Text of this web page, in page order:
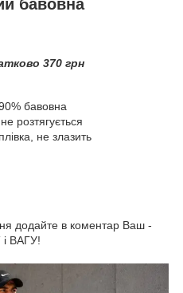
бавовна
370 грн
бавовна
розтягується
не злазить
додайте в коментар Ваш -
і ВАГУ!